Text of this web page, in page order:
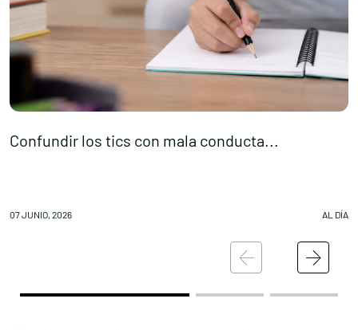
Confundir los tics con mala conducta...
07 JUNIO, 2026 AL DÍA